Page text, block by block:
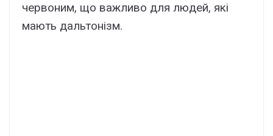
червоним, що важливо для людей, які
мають дальтонізм.